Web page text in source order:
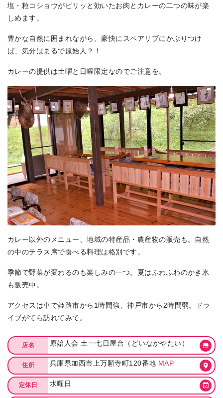
塩・粒コショウがピリッと効いたお肉とカレーの二つの味が楽
しめます。
豊かな自然に囲まれながら、豪快にスペアリブにかぶりつけ
ば、気分はまるで原始人？！
カレーの提供は土曜と日曜限定なのでご注意を。
カレー以外のメニュー、地域の特産品・農産物の販売も。自然
の中のテラス席で食べる料理は格別です。
季節で野菜が変わるのも楽しみの一つ。夏はふわふわのかき氷
も販売中。
アクセスは車で姫路市から1時間強、神戸市から2時間弱。ドラ
イブがてら訪れてみて。
店名 原始人会 土一七日屋台（どいなかやたい）
住所 兵庫県加西市上万願寺町120番地 MAP
定休日 水曜日